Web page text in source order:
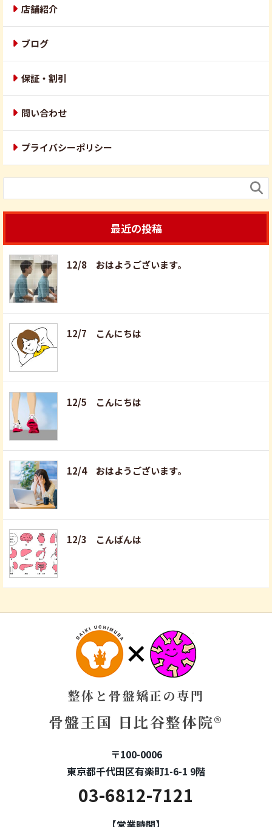
店舗紹介
ブログ
保証・割引
問い合わせ
プライバシーポリシー

最近の投稿
12/8 おはようございます。
12/7 こんにちは
12/5 こんにちは
12/4 おはようございます。
12/3 こんばんは
整体と骨盤矯正の専門
骨盤王国 日比谷整体院®
〒100-0006
東京都千代田区有楽町1-6-1 9階
03-6812-7121